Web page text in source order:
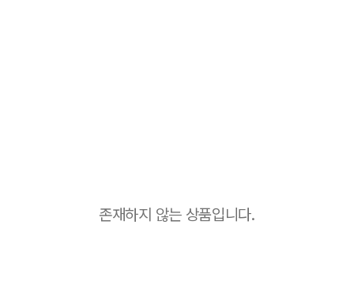
존재하지 않는 상품입니다.